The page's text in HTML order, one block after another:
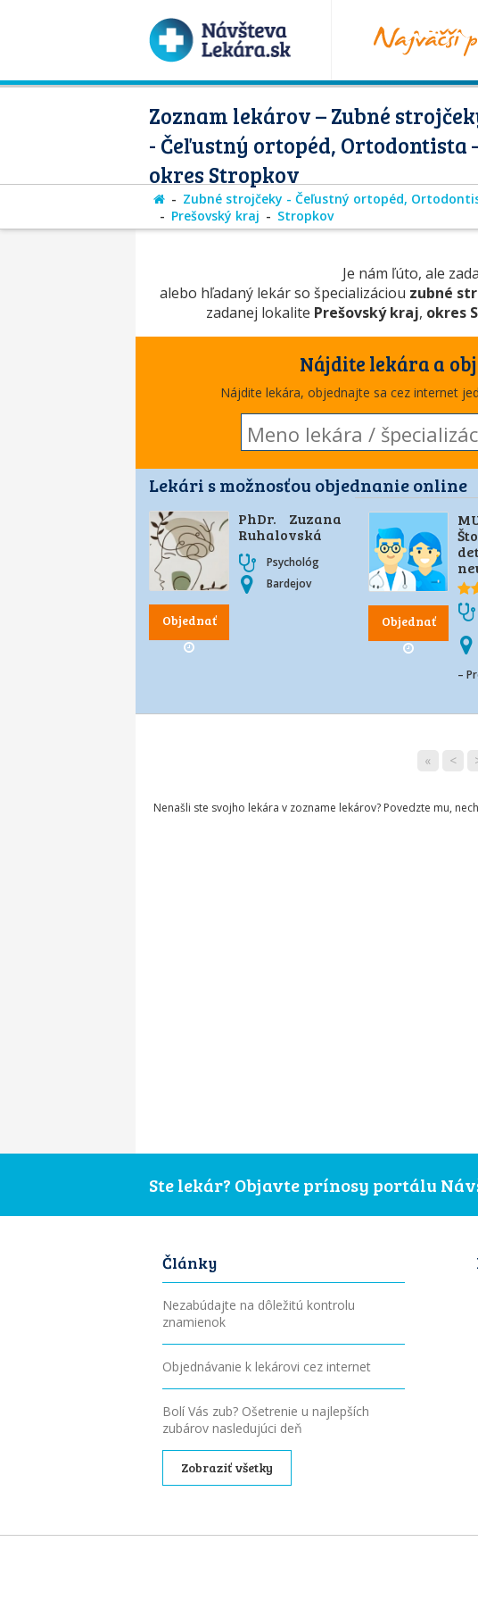
Zoznam lekárov – Zubné
- Čeľustný ortopéd, Ortodontista
okres Stropkov
Zubné strojčeky - Čeľustný ortopéd,
Prešovský kraj
Stropkov
Je nám ľúto, ale
alebo hľadaný lekár so špecializáciou zubné
zadanej lokalite Prešovský kraj, okres
Nájdite lekára a
Nájdite lekára, objednajte sa cez internet
Lekári s možnosťou objednanie online
Objednať
PhDr. Zuzana
Ruhalovská
Psychológ
Bardejov
Objednať
–
« <
Nenašli ste svojho lekára v zozname lekárov? Povedzte mu,
Ste lekár? Objavte prínosy portálu
Články
Nezabúdajte na dôležitú kontrolu
znamienok
Objednávanie k lekárovi cez internet
Bolí Vás zub? Ošetrenie u najlepších
zubárov nasledujúci deň
Zobraziť všetky